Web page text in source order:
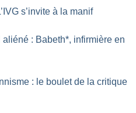
s’invite à la manif
: Babeth*, infirmière en
: le boulet de la critique